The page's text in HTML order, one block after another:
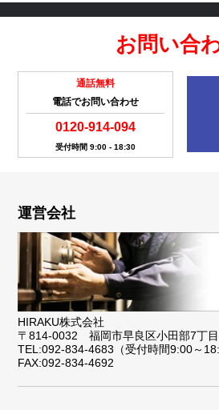
お問い合
通話無料
電話でお問い合わせ
0120-914-094
受付時間 9:00 - 18:30
運営会社
HIRAKU株式会社
〒814-0032 福岡市早良区小田部7丁
TEL:092-834-4683（受付時間9:00～
FAX:092-834-4692